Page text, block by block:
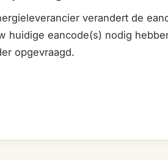
verandert de
huidige eancode(s) nodig
opgevraagd.